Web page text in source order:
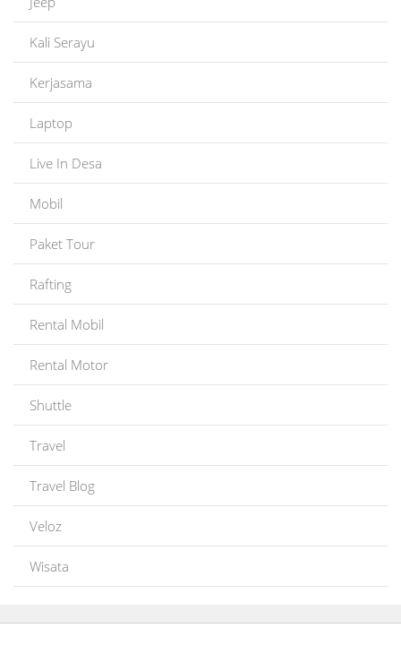
Kali Serayu
Kerjasama
Laptop
Live In Desa
Mobil
Paket Tour
Rafting
Rental Mobil
Rental Motor
Shuttle
Travel
Travel Blog
Veloz
Wisata